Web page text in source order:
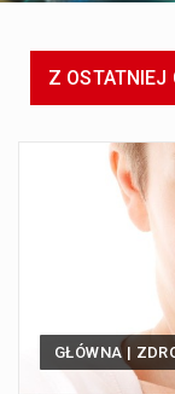
Z OSTATNIEJ
GŁÓWNA |